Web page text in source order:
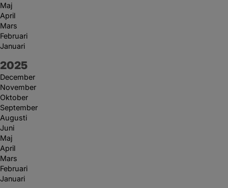
Maj
April
Mars
Februari
Januari
År:
2025
December
November
Oktober
September
Augusti
Juni
Maj
April
Mars
Februari
Januari